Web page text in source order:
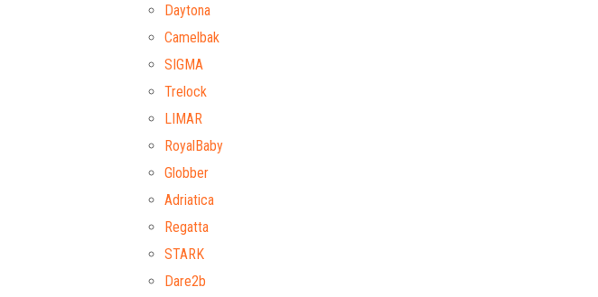
Daytona
Camelbak
SIGMA
Trelock
LIMAR
RoyalBaby
Globber
Adriatica
Regatta
STARK
Dare2b